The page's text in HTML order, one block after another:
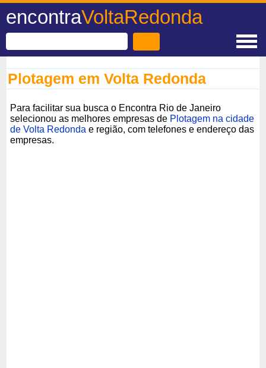
encontraVoltaRedonda
Plotagem em Volta Redonda
Para facilitar sua busca o Encontra Rio de Janeiro
selecionou as melhores empresas de Plotagem na cidade
de Volta Redonda e região, com telefones e endereço das
empresas.